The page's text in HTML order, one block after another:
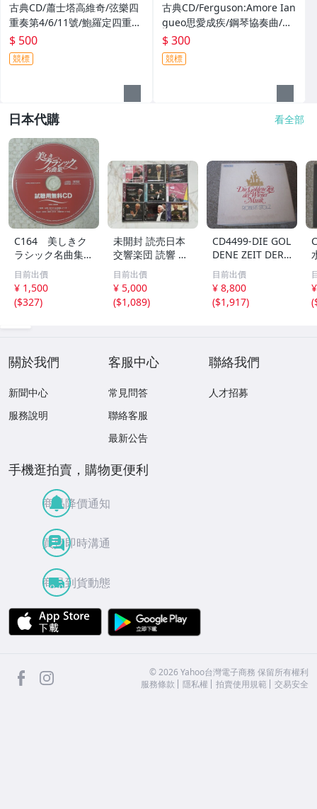
古典CD/蕭士塔高維奇/弦樂四
重奏第4/6/11號/鮑羅定四重
奏/EMI英國Nimbus版無ifpi
$ 500
競標
古典CD/Ferguson:Amore Ian
gueo思愛成疾/鋼琴協奏曲/Hil
l/Shelly/Hickox指揮/EMI德國
sonopress版
$ 300
競標
日本代購 看全部
C164 美しきク
ラシック名曲集
試聴用無料CD
非売品 CD ジ
ャケット無し
目前出價
¥ 1,500
($327)
未開封 読売日本
交響楽団 読響 ク
ラシックCD 9枚
セット ライブ録
音
目前出價
¥ 5,000
($1,089)
CD4499-DIE GOL
DENE ZEIT DER
WIENER MUSIK
ウインナ・ワル
ツ大全集 BOX
１２枚組
目前出價
¥ 8,800
($1,917)
(
關於我們
新聞中心
服務說明
客服中心
常見問答
聯絡客服
最新公告
聯絡我們
人才招募
手機逛拍賣，購物更便利
商品降價通知
買賣即時溝通
商品到貨動態
APP Store
facebook ©2026 Yahoo台灣電子商務 保留所有權利
服務條款
隱私權 拍賣使用規範 交易安全